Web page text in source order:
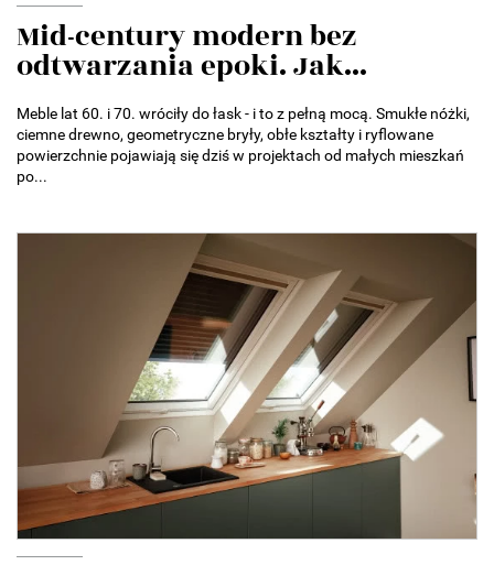
Mid-century modern bez
odtwarzania epoki. Jak...
Meble lat 60. i 70. wróciły do łask - i to z pełną mocą. Smukłe nóżki,
ciemne drewno, geometryczne bryły, obłe kształty i ryflowane
powierzchnie pojawiają się dziś w projektach od małych mieszkań
po...